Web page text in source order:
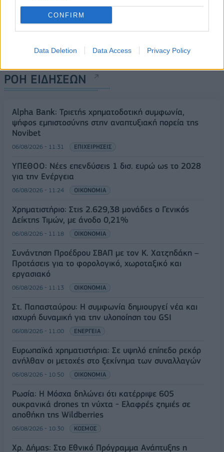
CONFIRM
Data Deletion Data Access Privacy Policy
ΡΟΗ ΕΙΔΗΣΕΩΝ
Alpha Bank: Τριετής χρηματοδοτική συμφωνία,
ψήφος εμπιστοσύνης στην αναπτυξιακή πορεία της
Novibet
06/08/2026 - 11:31 ΕΠΙΧΕΙΡΗΣΕΙΣ
ΥΠΕΘΟΟ: Νέες επενδύσεις 1 δισ. ευρώ ως το 2028
για την Ενέργεια
06/08/2026 - 11:24 ΟΙΚΟΝΟΜΙΑ
Χρηματιστήριο: Στις 2.629,38 μονάδες ο Γενικός
Δείκτης Τιμών, με άνοδο 0,21%
06/08/2026 - 11:18 ΟΙΚΟΝΟΜΙΑ
Συνάντηση Προέδρου ΣΒΑΠ με τον Κ. Χατζηδάκη –
Προτάσεις για το φορολογικό, χωροταξικό και
εργασιακό
06/08/2026 - 11:13 ΟΙΚΟΝΟΜΙΑ
Στ. Παπασταύρου: Η συμφωνία δημιουργεί νέα και
ισχυρή δυναμική για την υλοποίηση του GSI
06/08/2026 - 11:00 ΕΝΕΡΓΕΙΑ
Ευρωπαϊκά χρηματιστήρια: Σε υψηλό επίπεδο ρεκόρ
ανήλθαν οι μετοχές στο ξεκίνημα των συναλλαγών
06/08/2026 - 10:50 ΟΙΚΟΝΟΜΙΑ
Ρωσία: Η Μόσχα δηλώνει ότι κατέρριψε 605
ουκρανικά drones τη νύχτα - Ελαφρές ζημιές σε
αποθήκη της Wildberries
06/08/2026 - 10:30 ΚΟΣΜΟΣ
Χρ. Δήμας: Στο Εθνικό Πρόγραμμα Ανάπτυξης η